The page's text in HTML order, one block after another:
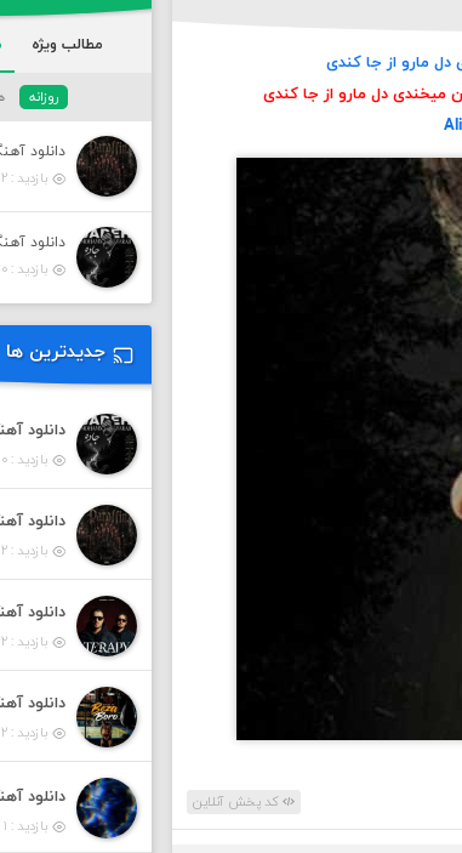
مارو از جا کندی
میخندی دل مارو از جا کندی
کد پخش آنلاین
مطالب ویژه
روزانه
دانلود
بازدید : ۲ بازدید بار /
دانلود
بازدید : ۰ بازدید بار /
جدیدترین ها
دانلود
بازدید : ۰ بازدید بار /
دانلود
بازدید : ۲ بازدید بار /
بازدید : ۲ بازدید بار /
دانلود
بازدید : ۲ بازدید بار /
بازدید : ۱ بازدید بار /